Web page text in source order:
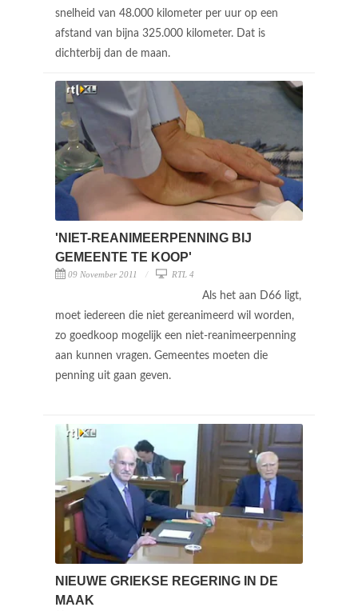
snelheid van 48.000 kilometer per uur op een
afstand van bijna 325.000 kilometer. Dat is
dichterbij dan de maan.
'NIET-REANIMEERPENNING BIJ
GEMEENTE TE KOOP'
09 November 2011 RTL 4
Als het aan D66 ligt,
moet iedereen die niet gereanimeerd wil worden,
zo goedkoop mogelijk een niet-reanimeerpenning
aan kunnen vragen. Gemeentes moeten die
penning uit gaan geven.
NIEUWE GRIEKSE REGERING IN DE
MAAK